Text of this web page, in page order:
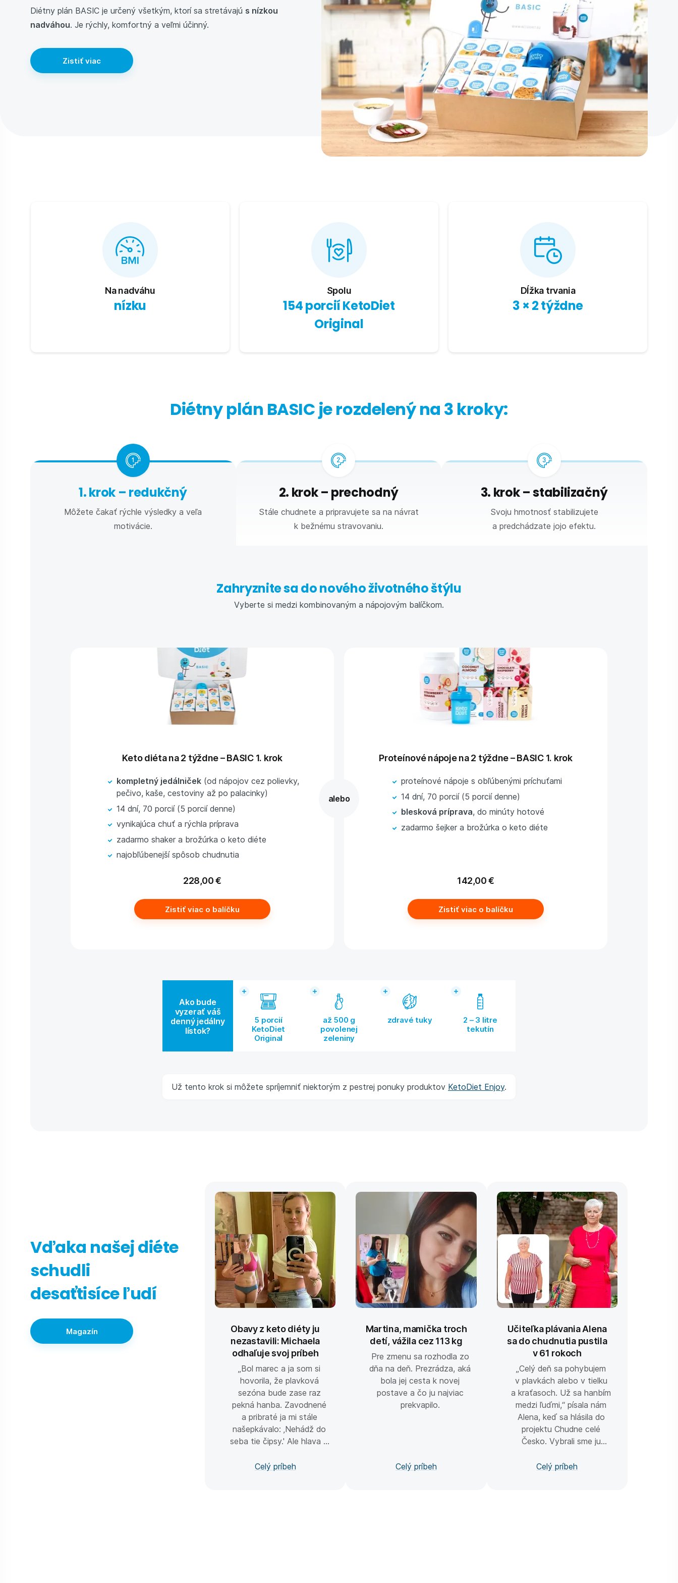
Diétny plán BASIC je určený všetkým, ktorí sa stretávajú s nízkou
nadváhou. Je rýchly, komfortný a veľmi účinný.
Zistiť viac
Na nadváhu
nízku
Spolu
154 porcií KetoDiet
Original
Dĺžka trvania
3 × 2 týždne
Diétny plán BASIC je rozdelený na 3 kroky:
1. krok – redukčný
Môžete čakať rýchle výsledky a veľa
motivácie.
2. krok – prechodný
Stále chudnete a pripravujete sa na návrat
k bežnému stravovaniu.
3. krok – stabilizačný
Svoju hmotnosť stabilizujete
a predchádzate jojo efektu.
Zahryznite sa do nového životného štýlu
Vyberte si medzi kombinovaným a nápojovým balíčkom.
Keto diéta na 2 týždne – BASIC 1. krok
kompletný jedálniček (od nápojov cez polievky,
pečivo, kaše, cestoviny až po palacinky)
14 dní, 70 porcií (5 porcií denne)
vynikajúca chuť a rýchla príprava
zadarmo shaker a brožúrka o keto diéte
najobľúbenejší spôsob chudnutia
228,00 €
Zistiť viac o balíčku
Proteínové nápoje na 2 týždne – BASIC 1. krok
proteínové nápoje s obľúbenými príchuťami
14 dní, 70 porcií (5 porcií denne)
blesková príprava, do minúty hotové
zadarmo šejker a brožúrka o keto diéte
142,00 €
Zistiť viac o balíčku
Ako bude
vyzerať váš
denný jedálny
lístok?
5 porcií
KetoDiet
Original
až 500 g
povolenej
zeleniny
zdravé tuky
2 – 3 litre
tekutín
Už tento krok si môžete spríjemniť niektorým z pestrej ponuky produktov KetoDiet Enjoy.
Vďaka našej diéte
schudli
desaťtisíce ľudí
Magazín
Obavy z keto diéty ju
nezastavili: Michaela
odhaľuje svoj príbeh
„Bol marec a ja som si
hovorila, že plavková
sezóna bude zase raz
pekná hanba. Zavodnené
a pribraté ja mi stále
našepkávalo: ‚Nehádž do
seba tie čipsy.' Ale hlava si
svojom.“ Takto MichaelaCelý príbeh
Martina, mamička troch
detí, vážila cez 113 kg
Pre zmenu sa rozhodla zo
dňa na deň. Prezrádza, aká
bola jej cesta k novej
postave a čo ju najviac
prekvapilo.
Celý príbeh
Učiteľka plávania Alena
sa do chudnutia pustila
v 61 rokoch
„Celý deň sa pohybujem
v plavkách alebo v tielku
a kraťasoch. Už sa hanbím
medzi ľuďmi,“ písala nám
Alena, keď sa hlásila do
projektu Chudne celé
Česko. Vybrali sme ju
vek je naozaj iba číslo.
Celý príbeh